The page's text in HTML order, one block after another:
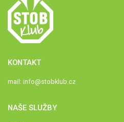
KONTAKT
mail: info@stobklub.cz
NAŠE SLUŽBY